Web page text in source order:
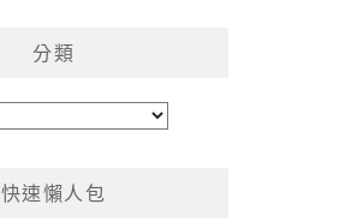
分類
快速懶人包